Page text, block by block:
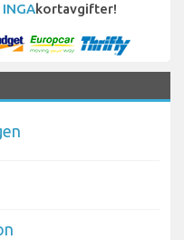
INGAkortavgifter!